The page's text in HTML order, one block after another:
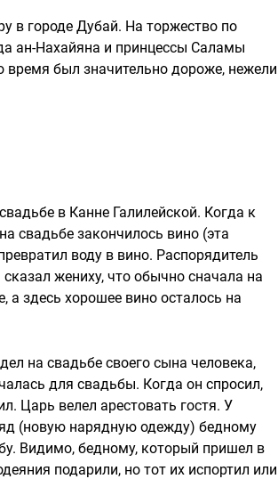
в городе Дубай. На торжество по
ан-Нахайяна и принцессы Саламы
время был значительно дороже, нежели
в Канне Галилейской. Когда к
свадьбе закончилось вино (эта
воду в вино. Распорядитель
жениху, что обычно сначала на
а здесь хорошее вино осталось на
на свадьбе своего сына человека,
для свадьбы. Когда он спросил,
Царь велел арестовать гостя. У
(новую нарядную одежду) бедному
Видимо, бедному, который пришел в
подарили, но тот их испортил или